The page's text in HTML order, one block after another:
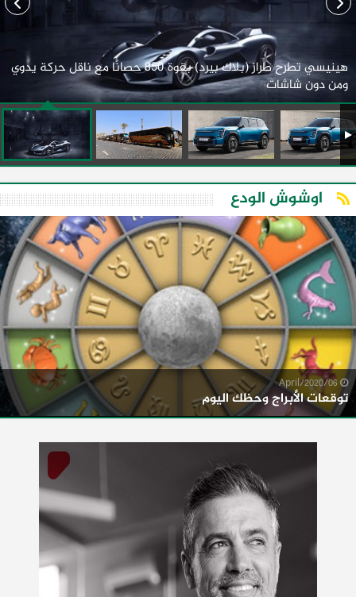
هينيسي تطرح طراز (بلاك بيرد) بقوة 850 حصانًا مع ناقل حركة يدوي
ومن دون شاشات
اوشوش الودع
توقعات الأبراج وحظك اليوم